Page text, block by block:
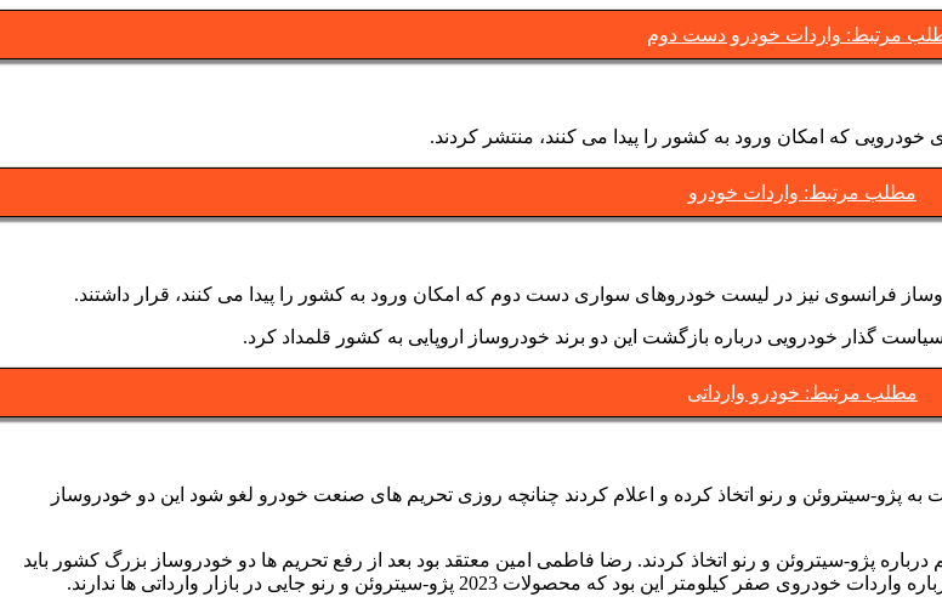
مرتبط: واردات خودرو دست دوم
که امکان ورود به کشور را پیدا می کنند، منتشر کردند.
مطلب مرتبط: واردات خودرو
گذار خودرویی درباره بازگشت این دو برند خودروساز اروپایی به کشور قلمداد کرد.
مطلب مرتبط: خودرو وارداتی
پژو-سیتروئن و رنو اتخاذ کرده و اعلام کردند چنانچه روزی تحریم های صنعت خودرو لغو شود این دو خودروساز
پژو-سیتروئن و رنو اتخاذ کردند. رضا فاطمی امین معتقد بود بعد از رفع تحریم ها دو خودروساز بزرگ کشور باید
بود که محصولات 2023 پژو-سیتروئن و رنو جایی در بازار وارداتی ها ندارند.